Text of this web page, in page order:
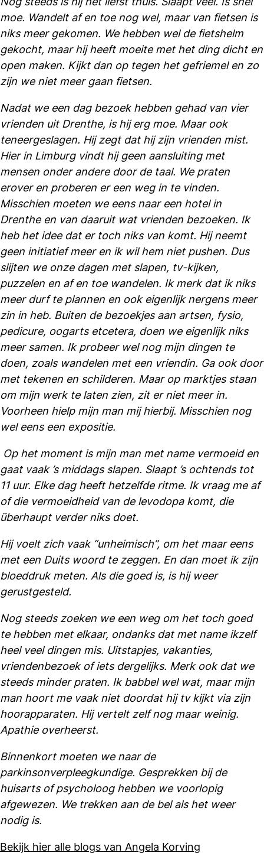
moe. Wandelt af en toe nog wel, maar van fietsen is
niks meer gekomen. We hebben wel de fietshelm
gekocht, maar hij heeft moeite met het ding dicht en
open maken. Kijkt dan op tegen het gefriemel en zo
zijn we niet meer gaan fietsen.
Nadat we een dag bezoek hebben gehad van vier
vrienden uit Drenthe, is hij erg moe. Maar ook
teneergeslagen. Hij zegt dat hij zijn vrienden mist.
Hier in Limburg vindt hij geen aansluiting met
mensen onder andere door de taal. We praten
erover en proberen er een weg in te vinden.
Misschien moeten we eens naar een hotel in
Drenthe en van daaruit wat vrienden bezoeken. Ik
heb het idee dat er toch niks van komt. Hij neemt
geen initiatief meer en ik wil hem niet pushen. Dus
slijten we onze dagen met slapen, tv-kijken,
puzzelen en af en toe wandelen. Ik merk dat ik niks
meer durf te plannen en ook eigenlijk nergens meer
zin in heb. Buiten de bezoekjes aan artsen, fysio,
pedicure, oogarts etcetera, doen we eigenlijk niks
meer samen. Ik probeer wel nog mijn dingen te
doen, zoals wandelen met een vriendin. Ga ook door
met tekenen en schilderen. Maar op marktjes staan
om mijn werk te laten zien, zit er niet meer in.
Voorheen hielp mijn man mij hierbij. Misschien nog
wel eens een expositie.
Op het moment is mijn man met name vermoeid en
gaat vaak ’s middags slapen. Slaapt ’s ochtends tot
11 uur. Elke dag heeft hetzelfde ritme. Ik vraag me af
of die vermoeidheid van de levodopa komt, die
überhaupt verder niks doet.
Hij voelt zich vaak “unheimisch”, om het maar eens
met een Duits woord te zeggen. En dan moet ik zijn
bloeddruk meten. Als die goed is, is hij weer
gerustgesteld.
Nog steeds zoeken we een weg om het toch goed
te hebben met elkaar, ondanks dat met name ikzelf
heel veel dingen mis. Uitstapjes, vakanties,
vriendenbezoek of iets dergelijks. Merk ook dat we
steeds minder praten. Ik babbel wel wat, maar mijn
man hoort me vaak niet doordat hij tv kijkt via zijn
hoorapparaten. Hij vertelt zelf nog maar weinig.
Apathie overheerst.
Binnenkort moeten we naar de
parkinsonverpleegkundige. Gesprekken bij de
huisarts of psycholoog hebben we voorlopig
afgewezen. We trekken aan de bel als het weer
nodig is.
Bekijk hier alle blogs van Angela Korving